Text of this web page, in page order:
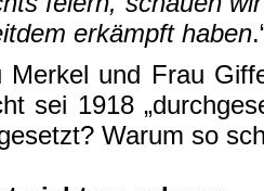
erkämpft haben
Merkel und Frau
sei 1918
Warum so